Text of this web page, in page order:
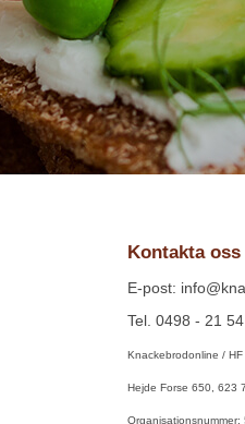
Kontakta oss
E-post:
Tel. 0498 - 21
Knackebrodonline / HF
Hejde Forse 650, 623
Organisationsnummer: